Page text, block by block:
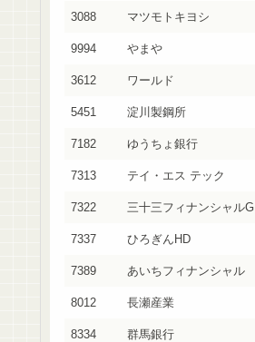
3088 マツモトキヨシ
9994 やまや
3612 ワールド
5451 淀川製鋼所
7182 ゆうちょ銀行
7313 テイ・エス テック
7322 三十三フィナンシャルG
7337 ひろぎんHD
7389 あいちフィナンシャル
8012 長瀬産業
8334 群馬銀行